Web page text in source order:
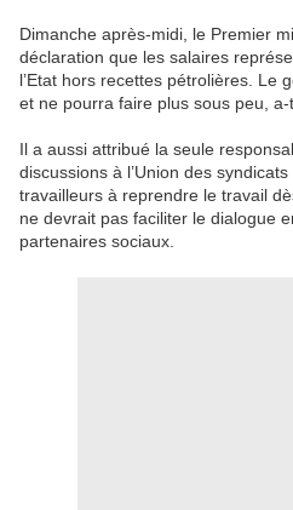
Dimanche après-midi, le Premier
déclaration que les salaires
l’Etat hors recettes pétrolières. Le
et ne pourra faire plus sous peu, a-
Il a aussi attribué la seule
discussions à l’Union des
travailleurs à reprendre le travail
ne devrait pas faciliter le dialogue
partenaires sociaux.